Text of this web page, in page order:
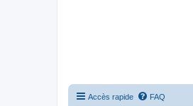
Accès rapide FAQ